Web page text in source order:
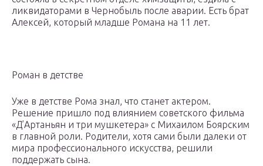
ликвидаторами в Чернобыль после аварии. Есть брат
Алексей, который младше Романа на 11 лет.
Роман в детстве
Уже в детстве Рома знал, что станет актером.
Решение пришло под влиянием советского фильма
«Д’Артаньян и три мушкетера» с Михаилом Боярским
в главной роли. Родители, хотя сами были далеки от
мира профессионального искусства, решили
поддержать сына.